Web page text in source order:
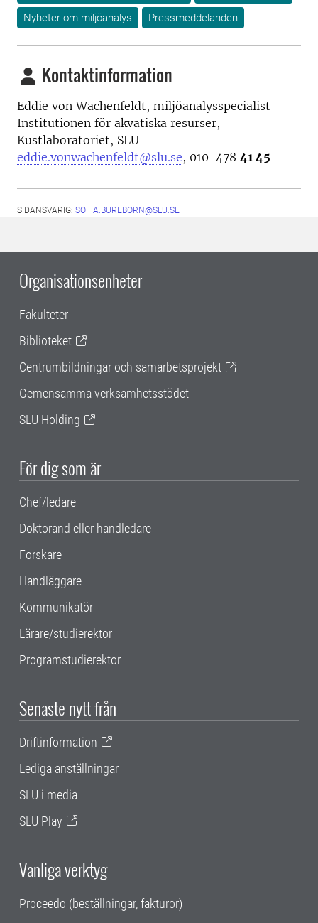
Nyheter om miljöanalys
Pressmeddelanden
Kontaktinformation
Eddie von Wachenfeldt, miljöanalysspecialist
Institutionen för akvatiska resurser,
Kustlaboratoriet, SLU
eddie.vonwachenfeldt@slu.se, 010-478 41 45
SIDANSVARIG: SOFIA.BUREBORN@SLU.SE
Organisationsenheter
Fakulteter
Biblioteket
Centrumbildningar och samarbetsprojekt
Gemensamma verksamhetsstödet
SLU Holding
För dig som är
Chef/ledare
Doktorand eller handledare
Forskare
Handläggare
Kommunikatör
Lärare/studierektor
Programstudierektor
Senaste nytt från
Driftinformation
Lediga anställningar
SLU i media
SLU Play
Vanliga verktyg
Proceedo (beställningar, fakturor)